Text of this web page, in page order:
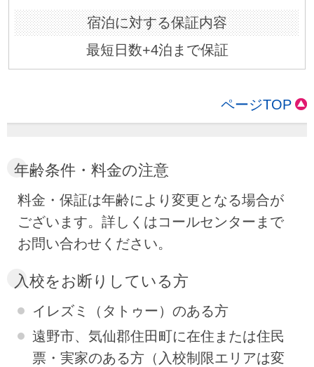
最短日数+4泊まで保証
ページTOP
年齢条件・料金の注意
料金・保証は年齢により変更となる場合が
ございます。詳しくはコールセンターまで
お問い合わせください。
入校をお断りしている方
イレズミ（タトゥー）のある方
遠野市、気仙郡住田町に在住または住民
票・実家のある方（入校制限エリアは変